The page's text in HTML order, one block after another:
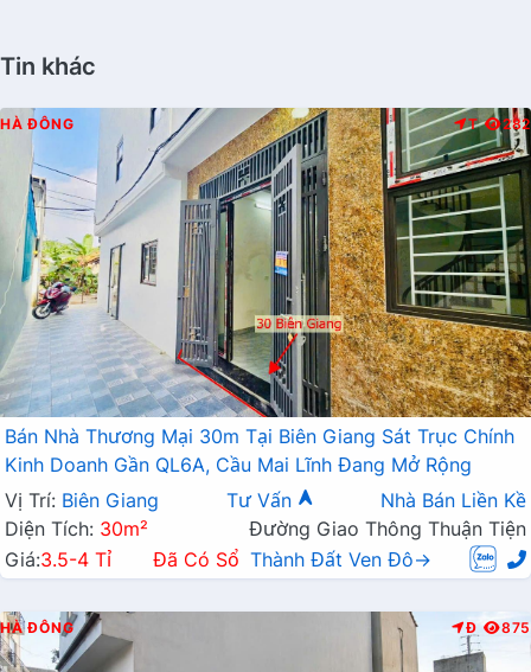
Tin khác
HÀ ĐÔNG T 282
Bán Nhà Thương Mại 30m Tại Biên Giang Sát Trục Chính
Kinh Doanh Gần QL6A, Cầu Mai Lĩnh Đang Mở Rộng
Vị Trí: Biên Giang Tư Vấn
Nhà Bán Liền Kề
Diện Tích: 30m²
Đường Giao Thông Thuận Tiện
Giá:3.5-4 Tỉ Đã Có Sổ Thành Đất Ven Đô→
HÀ ĐÔNG Đ 875